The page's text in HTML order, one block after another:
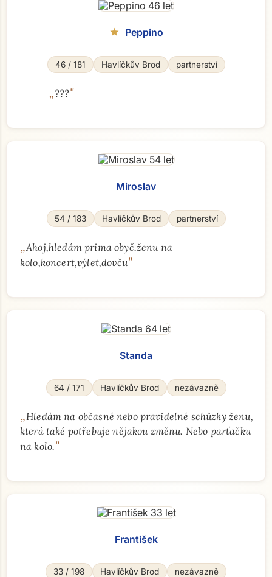
star Peppino
46 / 181 Havlíčkův Brod partnerství
„???"
Miroslav
54 / 183 Havlíčkův Brod partnerství
„Ahoj,hledám prima obyč.ženu na
kolo,koncert,výlet,dovču"
Standa
64 / 171 Havlíčkův Brod nezávazně
„Hledám na občasné nebo pravidelné schůzky ženu,
která také potřebuje nějakou změnu. Nebo parťačku
na kolo."
František
33 / 198 Havlíčkův Brod nezávazně